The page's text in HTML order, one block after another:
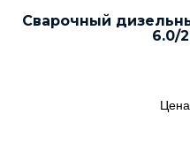
Сварочный
6.0/